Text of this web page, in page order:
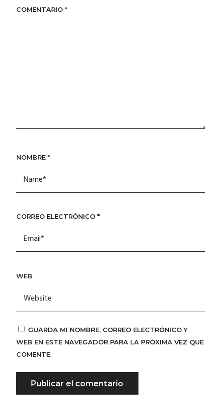
COMENTARIO *
NOMBRE *
CORREO ELECTRÓNICO *
WEB
GUARDA MI NOMBRE, CORREO ELECTRÓNICO Y
WEB EN ESTE NAVEGADOR PARA LA PRÓXIMA VEZ QUE
COMENTE.